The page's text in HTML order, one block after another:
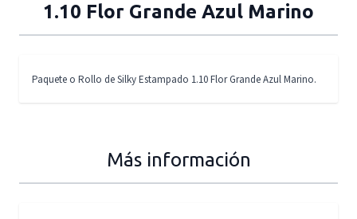
1.10 Flor Grande Azul Marino
Paquete o Rollo de Silky Estampado 1.10 Flor Grande Azul Marino.
Más información